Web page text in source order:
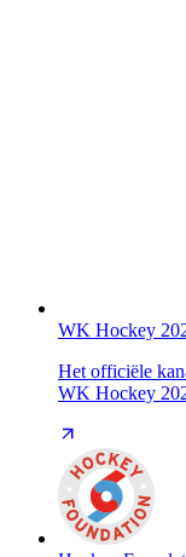
WK Hockey
Het officiële
WK Hockey